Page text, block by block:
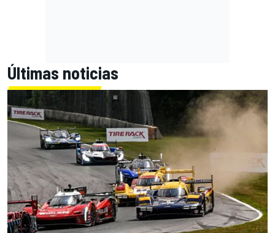
Últimas noticias